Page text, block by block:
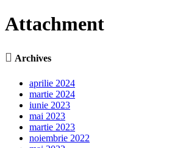
Attachment
 Archives
aprilie 2024
martie 2024
iunie 2023
mai 2023
martie 2023
noiembrie 2022